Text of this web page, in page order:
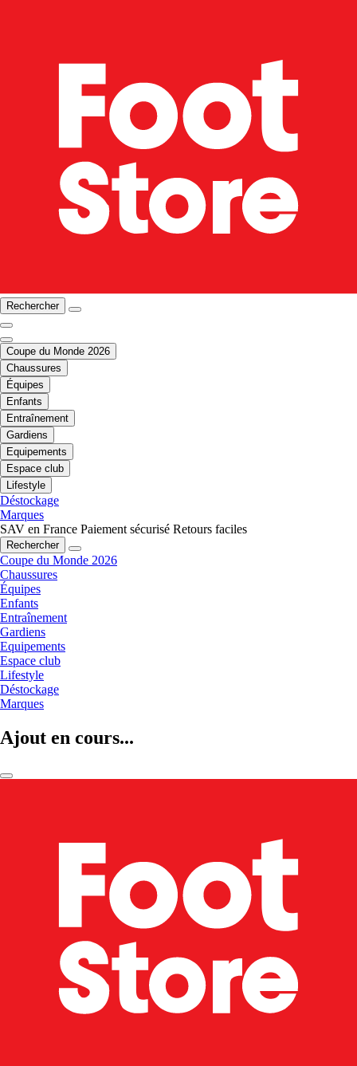
Rechercher
Coupe du Monde 2026
Chaussures
Équipes
Enfants
Entraînement
Gardiens
Equipements
Espace club
Lifestyle
Déstockage
Marques
SAV en France Paiement sécurisé Retours faciles
Rechercher
Coupe du Monde 2026
Chaussures
Équipes
Enfants
Entraînement
Gardiens
Equipements
Espace club
Lifestyle
Déstockage
Marques
Ajout en cours...